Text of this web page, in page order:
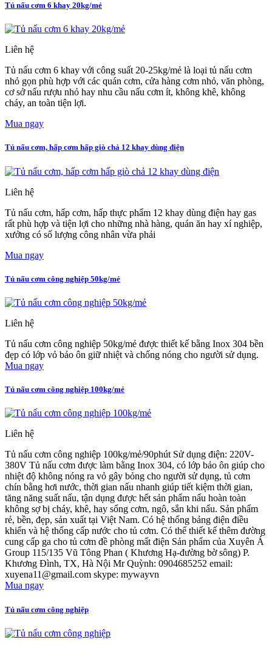
Tủ nấu cơm 6 khay 20kg/mẻ
Liên hệ
Tủ nấu cơm 6 khay với công suất 20-25kg/mẻ là loại tủ nấu cơm
nhỏ gọn phù hợp với các quán cơm, cửa hàng cơm nhỏ, văn phòng,
cơ sở nấu rượu nhỏ hay nhu cầu nấu cơm ít, không khê, không
cháy, an toàn tiện lợi.
Mua ngay
Tủ nấu cơm, hấp cơm hấp giò chả 12 khay dùng điện
Liên hệ
Tủ nấu cơm, hấp cơm, hấp thực phẩm 12 khay dùng điện hay gas
rất phù hợp và tiện lợi cho những nhà hàng, quán ăn hay xí nghiệp,
xưởng có số lượng công nhân vừa phải
Mua ngay
Tủ nấu cơm công nghiệp 50kg/mẻ
Liên hệ
Tủ nấu cơm công nghiệp 50kg/mẻ được thiết kế bằng Inox 304 bền
đẹp có lớp vỏ bảo ôn giữ nhiệt và chống nóng cho người sử dụng.
Mua ngay
Tủ nấu cơm công nghiệp 100kg/mẻ
Liên hệ
Tủ nấu cơm công nghiệp 100kg/mẻ/90phút Sử dụng điện: 220V-
380V Tủ nấu cơm được làm bằng Inox 304, có lớp bảo ôn giúp cho
nhiệt độ không nóng ra vỏ gây bỏng cho người sử dụng, tủ cơm
chín bằng hơi nước, thời gian nấu nhanh giúp tiết kiệm thời gian,
tăng năng suất nấu, tận dụng được hết sản phẩm nấu hoàn toàn
không sợ bị cháy, khê, hay sống cơm, ngô, sắn khi nấu. Sản phẩm
rẻ, bền, đẹp, sản xuất tại Việt Nam. Có hệ thống bảng điện điều
khiển và hệ thống cấp nước cho tủ cơm. Có thể thiết kế thêm đường
cung cấp ga cho tủ cơm đề phòng mất điện Sản phẩm của Xuyên Á
Group 115/135 Vũ Tông Phan ( Khương Hạ-đường bờ sông) P.
Khương Đình, TX, Hà Nội Mr Quỳnh: 0904685252 email:
xuyena11@gmail.com skype: mywayvn
Mua ngay
Tủ nấu cơm công nghiệp